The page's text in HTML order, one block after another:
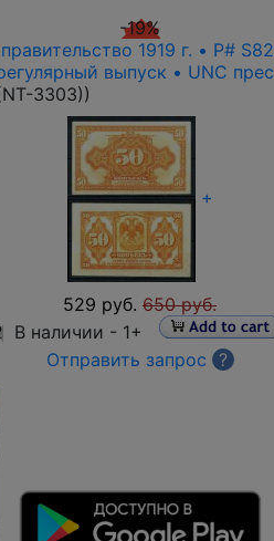
-19%
1919 г. • P#
выпуск • UNC
3303))
+
529 руб. 650 руб.
В наличии - 1+
Отправить запрос
?